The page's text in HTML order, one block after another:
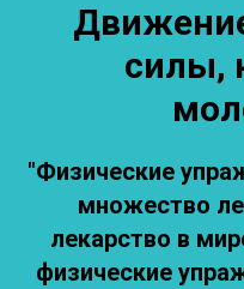
силы,
"Физические
множество
лекарство в
физические